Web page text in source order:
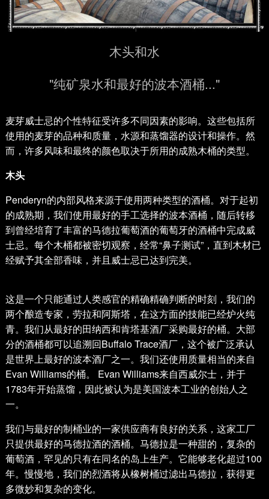
木头和水
"纯矿泉水和最好的波本酒桶..."
麦芽威士忌的个性特征受许多不同因素的影响。这些包括所
使用的麦芽的品种和质量，水源和蒸馏器的设计和操作。然
而，许多风味和最终的颜色取决于所用的成熟木桶的类型。
木头
Penderyn的内部风格来源于使用两种类型的酒桶。对于起初
的成熟期，我们使用最好的手工选择的波本酒桶，随后转移
到曾经培育了丰富的马德拉葡萄酒的葡萄牙的酒桶中完成威
士忌。每个木桶都被密切观察，经常“鼻子测试”，直到木材已
经赋予其全部香味，并且威士忌已达到完美。
这是一个只能通过人类感官的精确精确判断的时刻，我们的
两个酿造专家，劳拉和阿斯塔，在这方面的技能已经炉火纯
青。我们从最好的田纳西和肯塔基酒厂采购最好的桶。大部
分的酒桶都可以追溯回Buffalo Trace酒厂，这个被广泛承认
是世界上最好的波本酒厂之一。我们还使用质量相当的来自
Evan Williams的桶。 Evan Williams来自西威尔士，并于
1783年开始蒸馏，因此被认为是美国波本工业的创始人之
一。
我们与最好的制桶业的一家供应商有良好的关系，这家工厂
只提供最好的马德拉酒的酒桶。马德拉是一种甜的，复杂的
葡萄酒，罕见的只有在同名的岛上生产。它能够老化超过100
年。慢慢地，我们的烈酒将从橡树桶过滤出马德拉，获得更
多微妙和复杂的变化。